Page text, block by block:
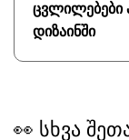
ცვლილებები
დიზაინში
👀 სხვა